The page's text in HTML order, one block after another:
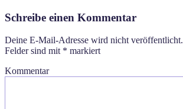
Schreibe einen Kommentar
Deine E-Mail-Adresse wird nicht veröffentlicht.
Felder sind mit * markiert
Kommentar